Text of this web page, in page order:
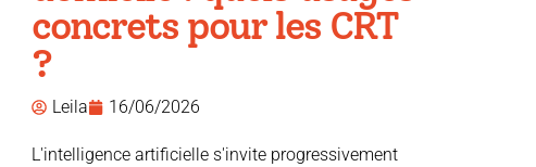
concrets pour les CRT
?
Leila 16/06/2026
L'intelligence artificielle s'invite progressivement